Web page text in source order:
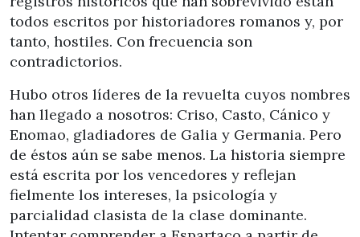
todos escritos por historiadores romanos y, por
tanto, hostiles. Con frecuencia son
contradictorios.
Hubo otros líderes de la revuelta cuyos nombres
han llegado a nosotros: Criso, Casto, Cánico y
Enomao, gladiadores de Galia y Germania. Pero
de éstos aún se sabe menos. La historia siempre
está escrita por los vencedores y reflejan
fielmente los intereses, la psicología y
parcialidad clasista de la clase dominante.